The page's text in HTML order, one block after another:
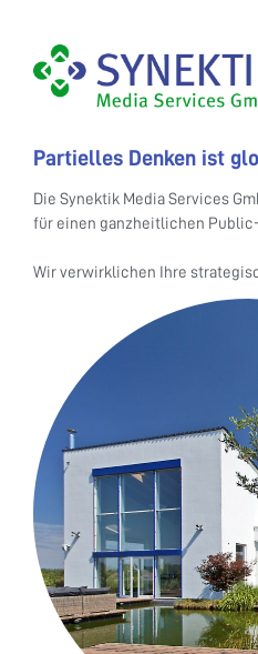
Partielles Denken ist
Die Synektik Media Services
für einen ganzheitlichen
Wir verwirklichen Ihre